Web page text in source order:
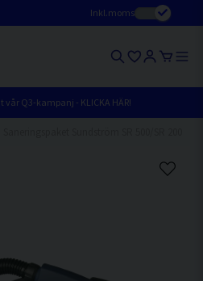
Inkl.moms
Q3-kampanj - KLICKA HÄR!